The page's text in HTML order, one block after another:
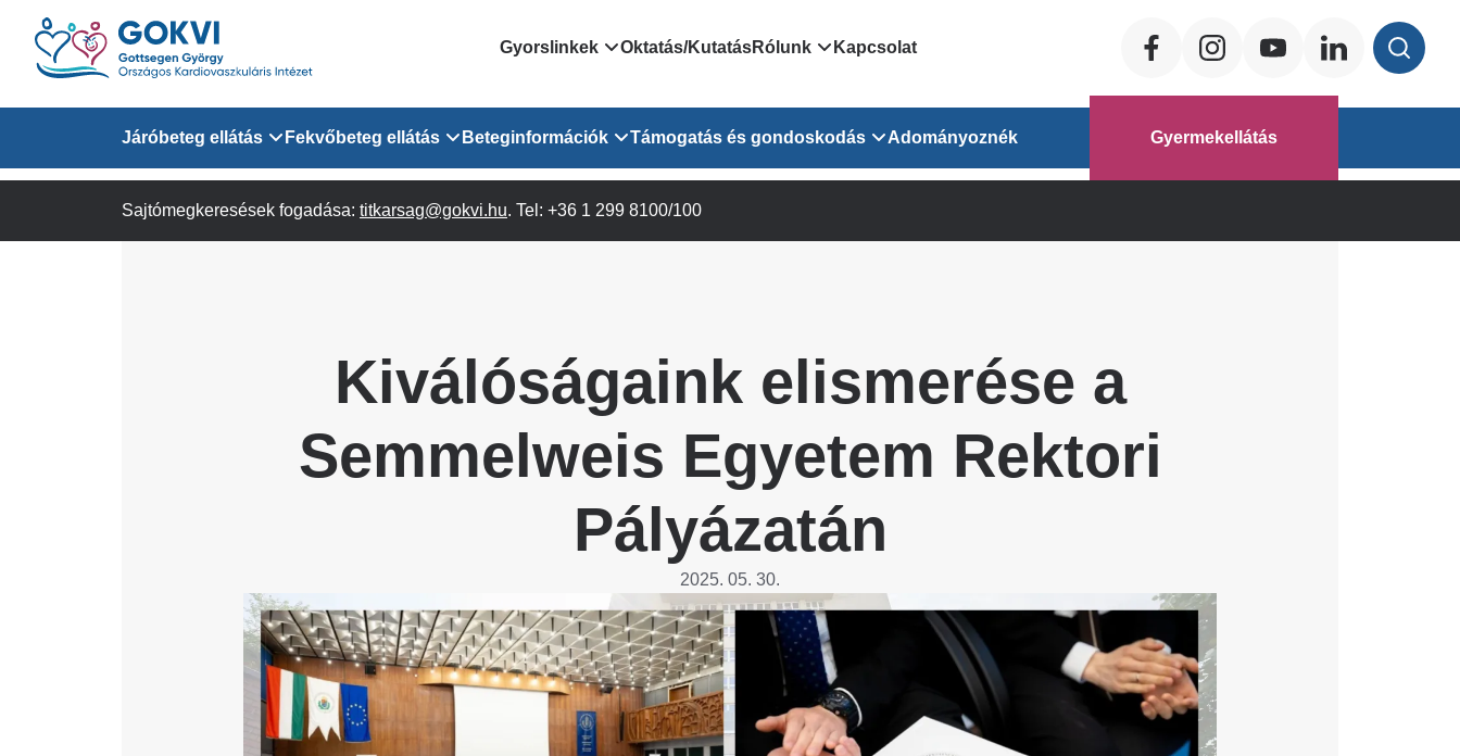
Ugrás
tartalomra
Domain
menu
for
GOKVI
Gyorslinkek
Országos Online Várólista
EESZT - Egészségablak
Egységes alapellátási ügyeleti
rendszer
Háziorvosi körzetek Pest
vármegyére vonatkozóan
Patika ügyeleti link Pest
vármegyére vonatkozóan
Nemzeti szívinfarktus regiszter
Oktatás/KutatásRólunk
Rendezvényeink
Közérdekű adatok
Kapcsolat
Social
Domain
menu
Járóbeteg ellátás
Járóbeteg Információk
Fekvőbeteg ellátás
Felnőtt Kardiológiai Osztály
Felnőtt Szív- és Érsebészet
Sürgősségi Betegellátó Osztály
Radiológiai Osztály
Beteginformációk
Orvosaink
lekérése
kikérő lap
A szív atlasza
Támogatás és gondoskodás
Pszichológusok
felnőtt betegeinknek
Szociális munkás
Rehabilitáció Füreden
Adományoznék Gyermekellátás
Sajtómegkeresések fogadása: titkarsag@gokvi.hu. Tel: +36 1 299 8100/100
Kiválóságaink elismerése a
Semmelweis Egyetem Rektori
Pályázatán
2025. 05. 30.
Image